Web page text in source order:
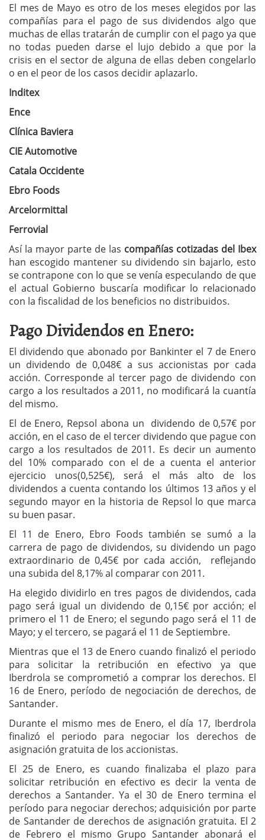
El mes de Mayo es otro de los meses elegidos por las
compañías para el pago de sus dividendos algo que
muchas de ellas tratarán de cumplir con el pago ya que
no todas pueden darse el lujo debido a que por la
crisis en el sector de alguna de ellas deben congelarlo
o en el peor de los casos decidir aplazarlo.
Inditex
Ence
Clínica Baviera
CIE Automotive
Catala Occidente
Ebro Foods
Arcelormittal
Ferrovial
Así la mayor parte de las compañías cotizadas del Ibex
han escogido mantener su dividendo sin bajarlo, esto
se contrapone con lo que se venía especulando de que
el actual Gobierno buscaría modificar lo relacionado
con la fiscalidad de los beneficios no distribuidos.
Pago Dividendos en Enero:
El dividendo que abonado por Bankinter el 7 de Enero
un dividendo de 0,048€ a sus accionistas por cada
acción. Corresponde al tercer pago de dividendo con
cargo a los resultados a 2011, no modificará la cuantía
del mismo.
El de Enero, Repsol abona un dividendo de 0,57€ por
acción, en el caso de el tercer dividendo que pague con
cargo a los resultados de 2011. Es decir un aumento
del 10% comparado con el de a cuenta el anterior
ejercicio unos(0,525€), será el más alto de los
dividendos a cuenta contando los últimos 13 años y el
segundo mayor en la historia de Repsol lo que marca
su buen pasar.
El 11 de Enero, Ebro Foods también se sumó a la
carrera de pago de dividendos, su dividendo un pago
extraordinario de 0,45€ por cada acción, reflejando
una subida del 8,17% al comparar con 2011.
Ha elegido dividirlo en tres pagos de dividendos, cada
pago será igual un dividendo de 0,15€ por acción; el
primero el 11 de Enero; el segundo pago será el 11 de
Mayo; y el tercero, se pagará el 11 de Septiembre.
Mientras que el 13 de Enero cuando finalizó el periodo
para solicitar la retribución en efectivo ya que
Iberdrola se comprometió a comprar los derechos. El
16 de Enero, período de negociación de derechos, de
Santander.
Durante el mismo mes de Enero, el día 17, Iberdrola
finalizó el periodo para negociar los derechos de
asignación gratuita de los accionistas.
El 25 de Enero, es cuando finalizaba el plazo para
solicitar retribución en efectivo es decir la venta de
derechos a Santander. Ya el 30 de Enero termina el
período para negociar derechos; adquisición por parte
de Santander de derechos de asignación gratuita. El 2
de Febrero el mismo Grupo Santander abonará el